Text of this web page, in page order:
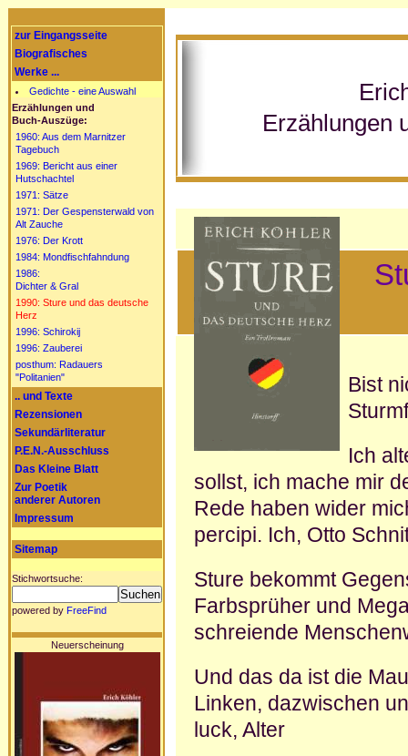
zur Eingangsseite
Biografisches
Werke ...
Gedichte - eine Auswahl
Erzählungen und
Buch-Auszüge:
1960: Aus dem Marnitzer
Tagebuch
1969: Bericht aus einer
Hutschachtel
1971: Sätze
1971: Der Gespensterwald von
Alt Zauche
1976: Der Krott
1984: Mondfischfahndung
1986:
Dichter & Gral
1990: Sture und das deutsche
Herz
1996: Schirokij
1996: Zauberei
posthum: Radauers
"Politanien"
.. und Texte
Rezensionen
Sekundärliteratur
P.E.N.-Ausschluss
Das Kleine Blatt
Zur Poetik
anderer Autoren
Impressum
Sitemap
Stichwortsuche:
powered by FreeFind
Neuerscheinung
Erzählungen
Bist
Ich
sollst, ich mache mir
Rede haben wider
percipi. Ich, Otto
Sture bekommt
Farbsprüher und
schreiende
Und das da ist die
Linken, dazwischen
luck, Alter